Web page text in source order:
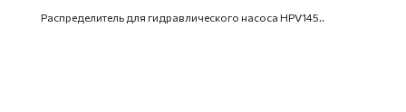
Распределитель для гидравлического насоса HPV145..